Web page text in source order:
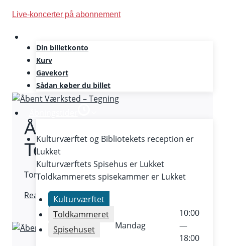
Live-koncerter på abonnement
Din billetkonto
Kurv
Gavekort
Sådan køber du billet
Kulturværftet og Bibliotekets reception er
Lukket
Kulturværftets Spisehus er Lukket
Toldkammerets spisekammer er Lukket
Kulturværftet
Toldkammeret
Spisehuset
Mandag
10:00
—
18:00
Familieaktiviteter
Åbent Værksted –
Tegning
Torsdag 12. februar 2026 / Fri entré
Read MoreÅbent
Værksted
–
Tegning